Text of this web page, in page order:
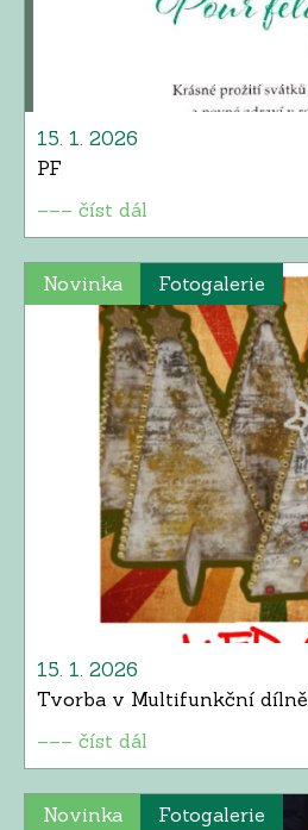
15. 1. 2026
PF
––– číst dál
Novinka Fotogalerie
15. 1. 2026
Tvorba v Multifunkční dílně
––– číst dál
Novinka Fotogalerie